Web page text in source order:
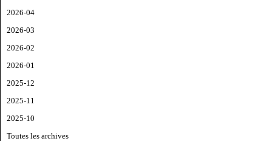
2026-04
2026-03
2026-02
2026-01
2025-12
2025-11
2025-10
Toutes les archives